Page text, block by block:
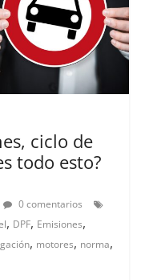
ciclo de
todo esto?
0 comentarios
, DPF, Emisiones,
, motores, norma,